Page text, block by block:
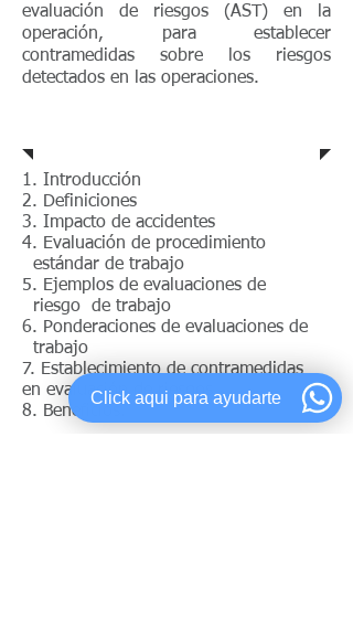
evaluación de riesgos (AST) en la
operación, para establecer
contramedidas sobre los riesgos
detectados en las operaciones.
1. Introducción
2. Definiciones
3. Impacto de accidentes
4. Evaluación de procedimiento
estándar de trabajo
5. Ejemplos de evaluaciones de
riesgo de trabajo
6. Ponderaciones de evaluaciones de
trabajo
7. Establecimiento de contramedidas
en evaluación de riesgos
8. Beneficios.
Click aqui para ayudarte